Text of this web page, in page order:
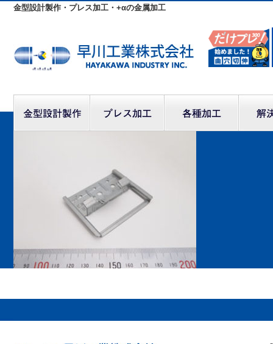
金型設計製作・プレス加工・+αの金属加工